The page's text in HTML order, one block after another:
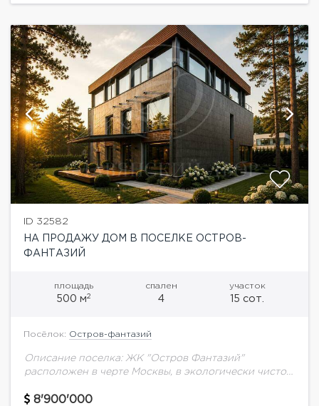
ID 32582
НА ПРОДАЖУ ДОМ В ПОСЕЛКЕ ОСТРОВ-
ФАНТАЗИЙ
площадь
500 м2
спален
4
участок
15 сот.
Посёлок: Остров-фантазий
Описание поселка: ЖК "Остров Фантазий"
расположен в черте Москвы, в экологически чистом
Татаровской пойме. Это один из немногочисленных
8'900'000